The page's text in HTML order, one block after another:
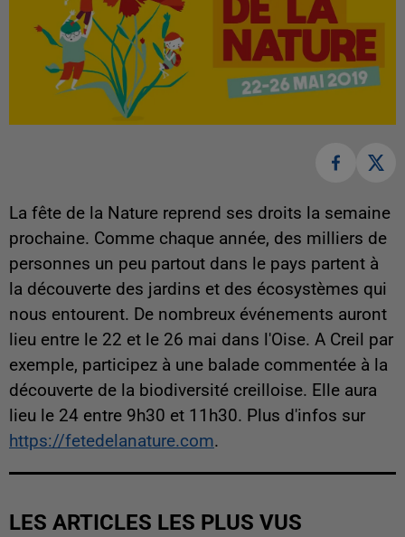
La fête de la Nature reprend ses droits la semaine
prochaine. Comme chaque année, des milliers de
personnes un peu partout dans le pays partent à
la découverte des jardins et des écosystèmes qui
nous entourent. De nombreux événements auront
lieu entre le 22 et le 26 mai dans l'Oise. A Creil par
exemple, participez à une balade commentée à la
découverte de la biodiversité creilloise. Elle aura
lieu le 24 entre 9h30 et 11h30. Plus d'infos sur
https://fetedelanature.com.
LES ARTICLES LES PLUS VUS